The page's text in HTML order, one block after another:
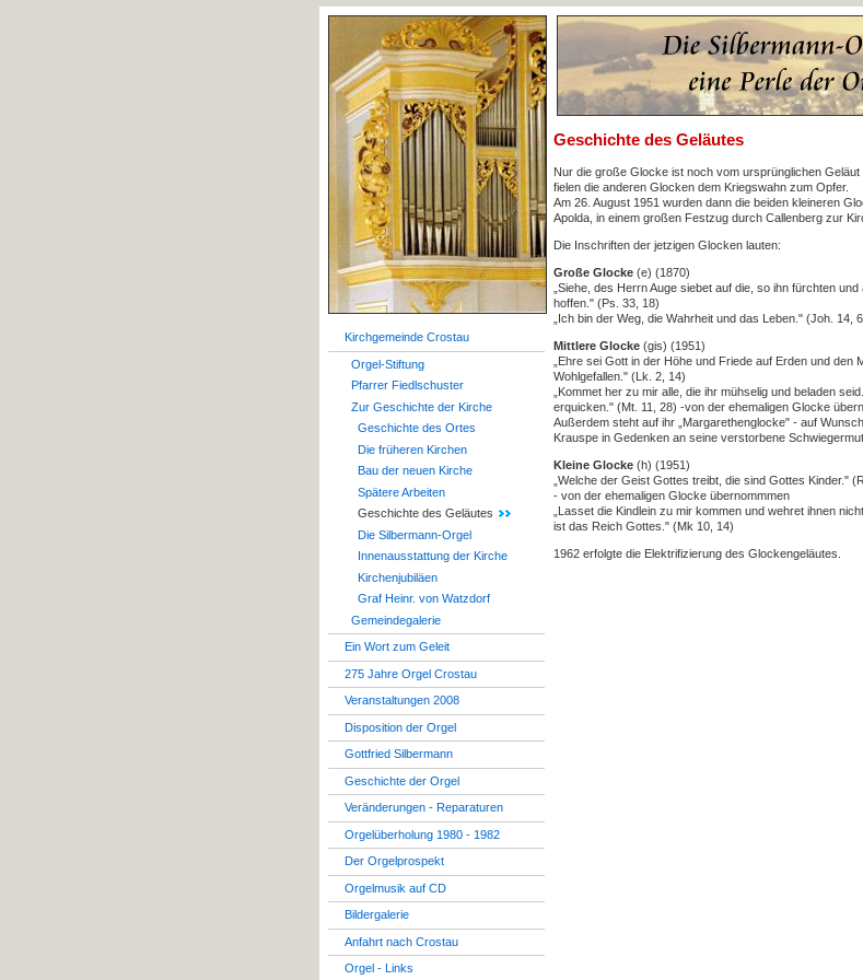
Kirchgemeinde Crostau
Orgel-Stiftung
Pfarrer Fiedlschuster
Zur Geschichte der Kirche
Geschichte des Ortes
Die früheren Kirchen
Bau der neuen Kirche
Spätere Arbeiten
Geschichte des Geläutes
Die Silbermann-Orgel
Innenausstattung der Kirche
Kirchenjubiläen
Graf Heinr. von Watzdorf
Gemeindegalerie
Ein Wort zum Geleit
275 Jahre Orgel Crostau
Veranstaltungen 2008
Disposition der Orgel
Gottfried Silbermann
Geschichte der Orgel
Veränderungen - Reparaturen
Orgelüberholung 1980 - 1982
Der Orgelprospekt
Orgelmusik auf CD
Bildergalerie
Anfahrt nach Crostau
Orgel - Links
Geschichte des Geläutes
Nur die große Glocke ist noch vom ursprünglichen
fielen die anderen Glocken dem Kriegswahn zum Opfer.
Am 26. August 1951 wurden dann die beiden kleineren
Apolda, in einem großen Festzug durch Callenberg zur
Die Inschriften der jetzigen Glocken lauten:
Große Glocke (e) (1870)
„Siehe, des Herrn Auge siebet auf die, so ihn fürchten
hoffen." (Ps. 33, 18)
„Ich bin der Weg, die Wahrheit und das Leben." (Joh. 14,
Mittlere Glocke (gis) (1951)
„Ehre sei Gott in der Höhe und Friede auf Erden und den
Wohlgefallen." (Lk. 2, 14)
„Kommet her zu mir alle, die ihr mühselig und beladen
erquicken." (Mt. 11, 28) -von der ehemaligen Glocke
Außerdem steht auf ihr „Margarethenglocke" - auf
Krauspe in Gedenken an seine verstorbene
Kleine Glocke (h) (1951)
„Welche der Geist Gottes treibt, die sind Gottes Kinder."
- von der ehemaligen Glocke übernommmen
„Lasset die Kindlein zu mir kommen und wehret ihnen
ist das Reich Gottes." (Mk 10, 14)
1962 erfolgte die Elektrifizierung des Glockengeläutes.